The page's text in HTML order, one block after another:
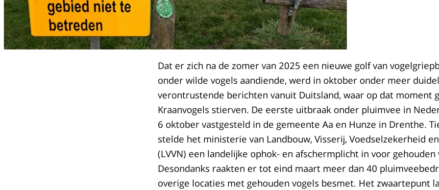
Dat er zich na de zomer van 2025 een nieuwe golf van
onder wilde vogels aandiende, werd in oktober onder meer
verontrustende berichten vanuit Duitsland, waar op dat moment
Kraanvogels stierven. De eerste uitbraak onder pluimvee in
6 oktober vastgesteld in de gemeente Aa en Hunze in Drenthe.
stelde het ministerie van Landbouw, Visserij, Voedselzekerheid
(LVVN) een landelijke ophok- en afschermplicht in voor gehouden
Desondanks raakten er tot eind maart meer dan 40
overige locaties met gehouden vogels besmet. Het zwaartepunt